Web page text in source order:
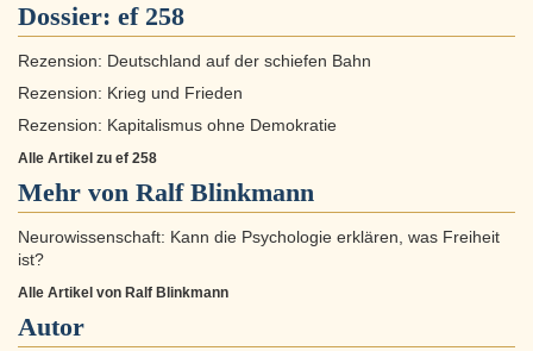
Dossier: ef 258
Rezension: Deutschland auf der schiefen Bahn
Rezension: Krieg und Frieden
Rezension: Kapitalismus ohne Demokratie
Alle Artikel zu ef 258
Mehr von Ralf Blinkmann
Neurowissenschaft: Kann die Psychologie erklären, was Freiheit
ist?
Alle Artikel von Ralf Blinkmann
Autor